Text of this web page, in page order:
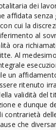
dei
affidata
cui la
al
ora
Al
un
ritenuto
validità del
e dunque
contrarietà
che